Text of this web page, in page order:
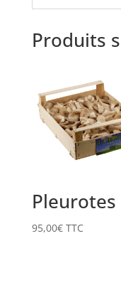
Produits
Pleurotes
95,00€ TTC